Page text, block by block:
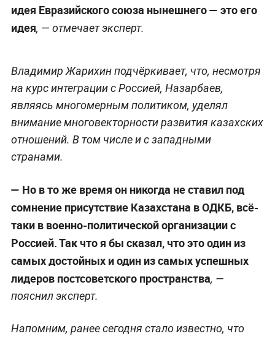
идея Евразийского союза нынешнего — это его
идея, — отмечает эксперт.
Владимир Жарихин подчёркивает, что, несмотря
на курс интеграции с Россией, Назарбаев,
являясь многомерным политиком, уделял
внимание многовекторности развития казахских
отношений. В том числе и с западными
странами.
— Но в то же время он никогда не ставил под
сомнение присутствие Казахстана в ОДКБ, всё-
таки в военно-политической организации с
Россией. Так что я бы сказал, что это один из
самых достойных и один из самых успешных
лидеров постсоветского пространства, —
пояснил эксперт.
Напомним, ранее сегодня стало известно, что